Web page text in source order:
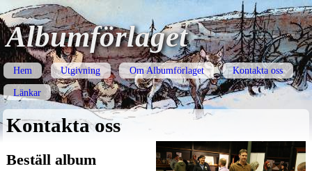
Albumförlaget
Hem Utgivning Om Albumförlaget
Kontakta oss
Länkar
Kontakta oss
Beställ album